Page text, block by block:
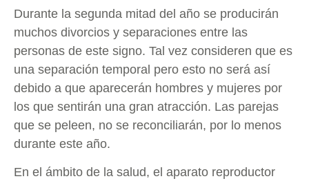
Durante la segunda mitad del año se producirán
muchos divorcios y separaciones entre las
personas de este signo. Tal vez consideren que es
una separación temporal pero esto no será así
debido a que aparecerán hombres y mujeres por
los que sentirán una gran atracción. Las parejas
que se peleen, no se reconciliarán, por lo menos
durante este año.
En el ámbito de la salud, el aparato reproductor